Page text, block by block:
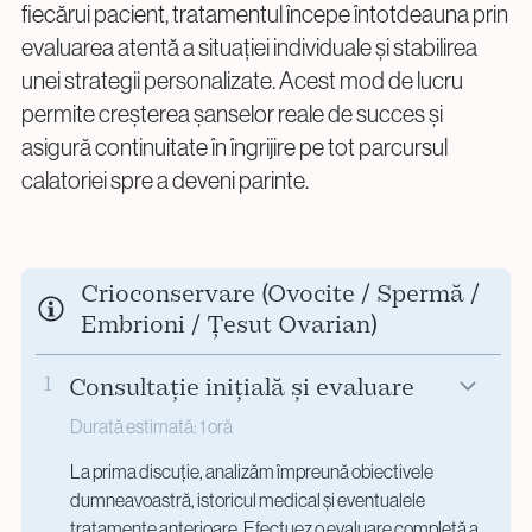
fiecărui pacient, tratamentul începe întotdeauna prin
evaluarea atentă a situației individuale și stabilirea
unei strategii personalizate. Acest mod de lucru
permite creșterea șanselor reale de succes și
asigură continuitate în îngrijire pe tot parcursul
calatoriei spre a deveni parinte.
Crioconservare (Ovocite / Spermă /
Embrioni / Țesut Ovarian)
1 Consultație inițială și evaluare
Durată estimată: 1 oră
La prima discuție, analizăm împreună obiectivele
dumneavoastră, istoricul medical și eventualele